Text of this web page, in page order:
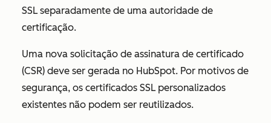
SSL separadamente de uma autoridade de
certificação.
Uma nova solicitação de assinatura de certificado
(CSR) deve ser gerada no HubSpot. Por motivos de
segurança, os certificados SSL personalizados
existentes não podem ser reutilizados.